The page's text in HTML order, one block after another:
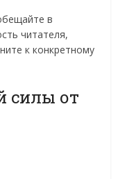
в
читателя,
к конкретному
силы от